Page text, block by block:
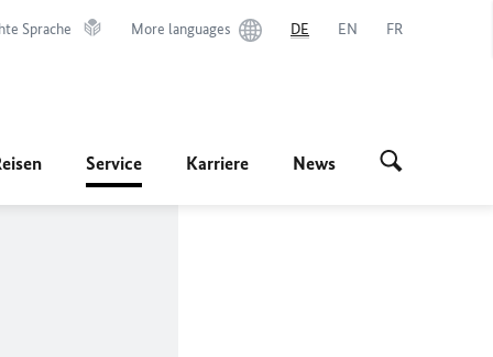
Sprache More languages DE EN FR
Service Karriere News